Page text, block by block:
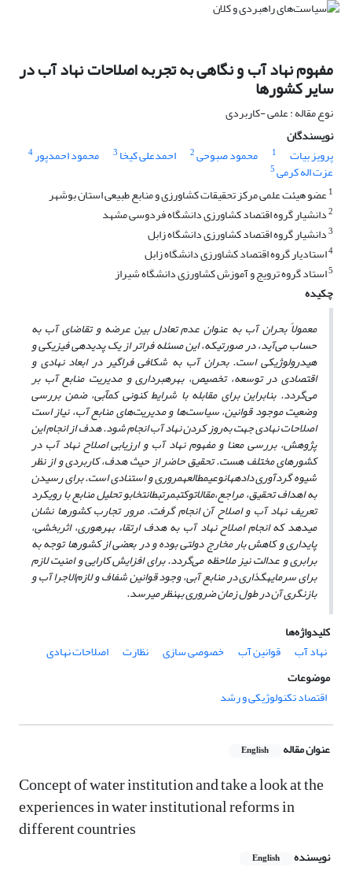
مفهوم نهاد آب و نگاهی به تجربه اصلاحات نهاد آب در
سایر کشورها
نوع مقاله : علمی -کاربردی
نویسندگان
پرویز بیات
1 محمود صبوحی2 احمدعلی کیخا 3 محمود احمدپور4
عزت اله کرمی5
1عضو هیئت علمی مرکز تحقیقات کشاورزی و منابع طبیعی استان بوشهر
2دانشیار گروه اقتصاد کشاورزی دانشگاه فردوسی مشهد
3دانشیار گروه اقتصاد کشاورزی دانشگاه زابل
4استادیار گروه اقتصاد کشاورزی دانشگاه زابل
5استاد گروه ترویج و آموزش کشاورزی دانشگاه شیراز
چکیده
معمولاً بحران آب به عنوان عدم تعادل بین عرضه و تقاضای آب به
حساب می‌آید، در صورتی‏که، این مسئله فراتر از یک پدیده‏ی فیزیکی و
هیدرولوژیکی است. بحران آب به شکافی فراگیر در ابعاد نهادی و
اقتصادی در توسعه، تخصیص، بهره‏برداری و مدیریت منابع آب بر
می‌گردد. بنابراین برای مقابله با شرایط کنونی کم‏آبی، ضمن بررسی
وضعیت موجود قوانین، سیاست‌ها و مدیریت‌های منابع آب، نیاز است
اصلاحات نهادی جهت به‌روز کردن نهاد آب انجام شود. هدف از انجام این
پژوهش، بررسی معنا و مفهوم نهاد آب و ارزیابی اصلاح نهاد آب در
کشورهای مختلف هست. تحقیق حاضر از حیث هدف، کاربردی و از نظر
شیوه گردآوری داده‏هانوعیمطالعهمروری و استنادی است. برای رسیدن
به اهداف تحقیق، مراجع،مقالاتوکتبمرتبطانتخابو تحلیل منابع با رویکرد
تعریف نهاد آب و اصلاح آن انجام گرفت. مرور تجارب کشورها نشان
می‏دهد که انجام اصلاح نهاد آب به هدف ارتقاء بهره‏وری، اثربخشی،
پایداری و کاهش بار مخارج دولتی بوده و در بعضی از کشورها توجه به
برابری و عدالت نیز ملاحظه می‌گردد. برای افزایش کارایی و امنیت لازم
برای سرمایه‏گذاری در منابع آبی، وجود قوانین شفاف و لازم‌الاجرا آب و
بازنگری آن در طول زمان ضروری به‏نظر می‏رسد.
کلیدواژه‌ها
نهاد آب
قوانین آب خصوصی‏ سازی نظارت
اصلاحات نهادی
موضوعات
اقتصاد تکنولوژیکی و رشد
عنوان مقاله English
Concept of water institution and take a look at the
experiences in water institutional reforms in
different countries
نویسنده English